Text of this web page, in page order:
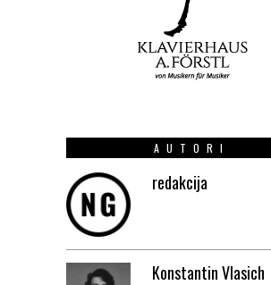
AUTORI
redakcija
Konstantin Vlasich